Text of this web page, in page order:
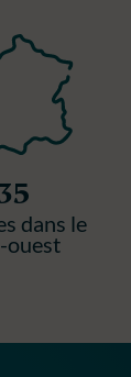
dans le
ouest